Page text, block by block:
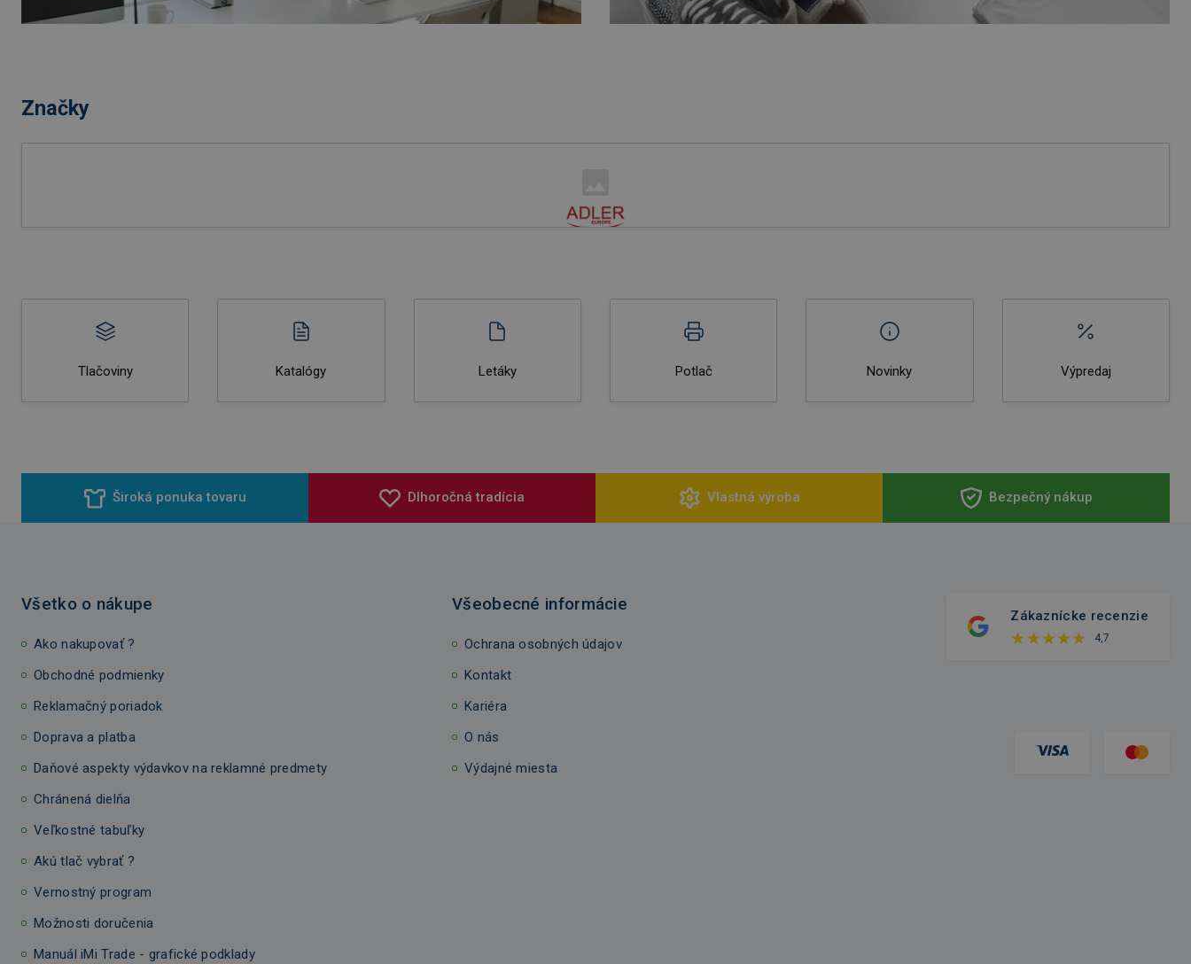
Značky
Tlačoviny Katalógy Letáky Potlač Novinky Výpredaj
Široká ponuka tovaru Dlhoročná tradícia Vlastná výroba Bezpečný nákup
Všetko o nákupe
Ako nakupovať ?
Obchodné podmienky
Reklamačný poriadok
Doprava a platba
Daňové aspekty výdavkov na reklamné predmety
Chránená dielňa
Veľkostné tabuľky
Akú tlač vybrať ?
Vernostný program
Možnosti doručenia
Manuál iMi Trade - grafické podklady
Všeobecné informácie
Ochrana osobných údajov
Kontakt
Kariéra
O nás
Výdajné miesta
Zákaznícke recenzie
4,7